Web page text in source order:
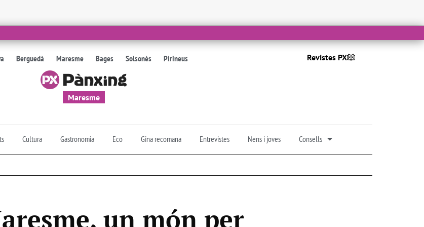
Berguedà Maresme Bages Solsonès Pirineus Revistes PX
Maresme
Cultura Gastronomia Eco Gina recomana Entrevistes Nens i joves Consells
un món per